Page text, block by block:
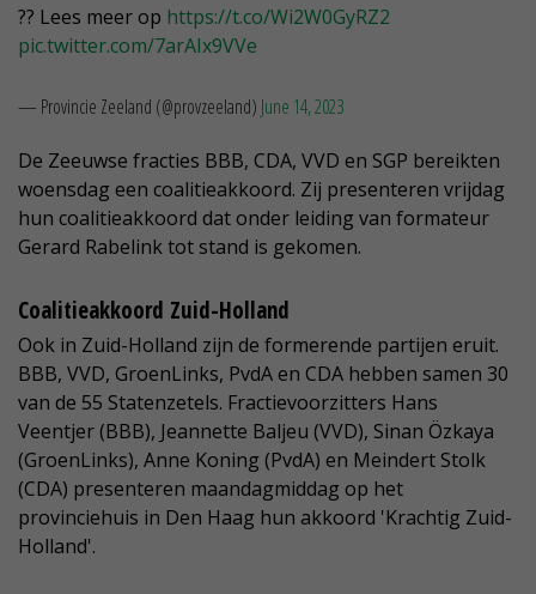
?? Lees meer op https://t.co/Wi2W0GyRZ2
pic.twitter.com/7arAIx9VVe
— Provincie Zeeland (@provzeeland) June 14, 2023
De Zeeuwse fracties BBB, CDA, VVD en SGP bereikten
woensdag een coalitieakkoord. Zij presenteren vrijdag
hun coalitieakkoord dat onder leiding van formateur
Gerard Rabelink tot stand is gekomen.
Coalitieakkoord Zuid-Holland
Ook in Zuid-Holland zijn de formerende partijen eruit.
BBB, VVD, GroenLinks, PvdA en CDA hebben samen 30
van de 55 Statenzetels. Fractievoorzitters Hans
Veentjer (BBB), Jeannette Baljeu (VVD), Sinan Özkaya
(GroenLinks), Anne Koning (PvdA) en Meindert Stolk
(CDA) presenteren maandagmiddag op het
provinciehuis in Den Haag hun akkoord 'Krachtig Zuid-
Holland'.